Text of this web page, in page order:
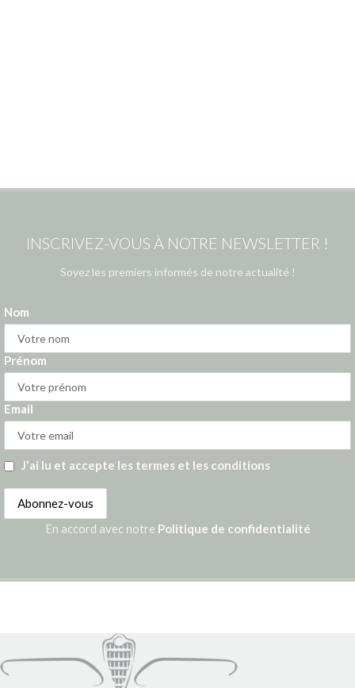
INSCRIVEZ-VOUS À NOTRE NEWSLETTER !
Soyez les premiers informés de notre actualité !
Nom
Prénom
Email
J'ai lu et accepte les termes et les conditions
En accord avec notre Politique de confidentialité